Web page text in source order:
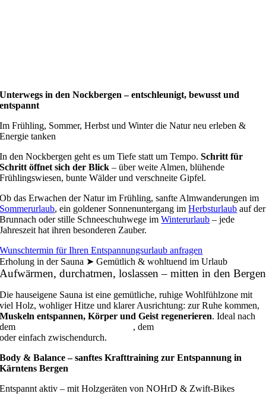
Unterwegs in den Nockbergen – entschleunigt, bewusst und
entspannt
Im Frühling, Sommer, Herbst und Winter die Natur neu erleben &
Energie tanken
In den Nockbergen geht es um Tiefe statt um Tempo.Schritt für
Schritt öffnet sich der Blick – über weite Almen, blühende
Frühlingswiesen, bunte Wälder und verschneite Gipfel.
Ob das Erwachen der Natur im Frühling, sanfte Almwanderungen im
Sommerurlaub, ein goldener Sonnenuntergang imHerbsturlaub auf der
Brunnach oder stille Schneeschuhwege imWinterurlaub – jede
Jahreszeit hat ihren besonderen Zauber.
Wunschtermin für Ihren Entspannungsurlaub anfragen
Erholung in der Sauna ➤ Gemütlich & wohltuend im Urlaub
Aufwärmen, durchatmen, loslassen – mitten in den Bergen
Die hauseigene Sauna ist eine gemütliche, ruhige Wohlfühlzone mit
viel Holz, wohliger Hitze und klarer Ausrichtung: zur Ruhe kommen,
Muskeln entspannen, Körper und Geist regenerieren. Ideal nach
dem
, dem
oder einfach zwischendurch.
Body & Balance – sanftes Krafttraining zur Entspannung in
Kärntens Bergen
Entspannt aktiv – mit Holzgeräten von NOHrD & Zwift-Bikes